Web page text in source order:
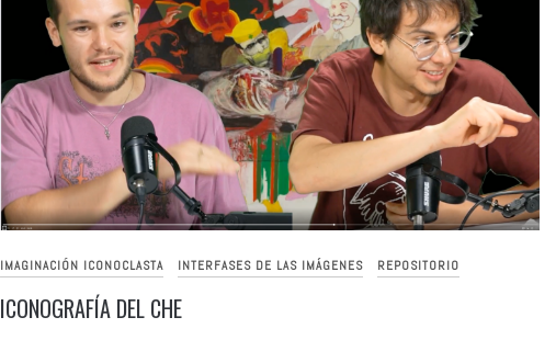
IMAGINACIÓN ICONOCLASTA INTERFASES DE LAS IMÁGENES REPOSITORIO
ICONOGRAFÍA DEL CHE